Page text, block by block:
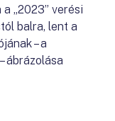
„2023” verési
balra, lent a
– a
ábrázolása